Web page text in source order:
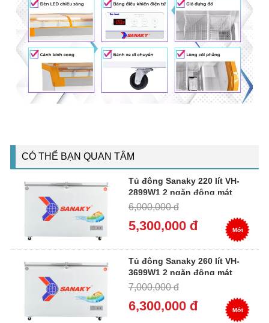
CÓ THỂ BẠN QUAN TÂM
Tủ đông Sanaky 220 lít VH-
2899W1 2 ngăn đông mát
6,000,000 đ
5,300,000 đ Mới
Tủ đông Sanaky 260 lít VH-
3699W1 2 ngăn đông mát
7,000,000 đ
6,300,000 đ Mới